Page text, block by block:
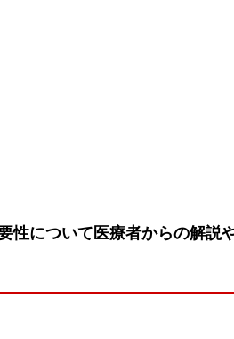
性について医療者からの解説